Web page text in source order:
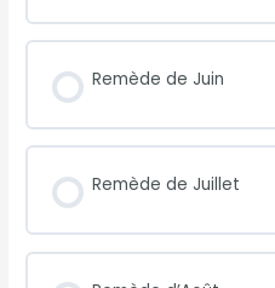
Remède de Juin
Remède de Juillet